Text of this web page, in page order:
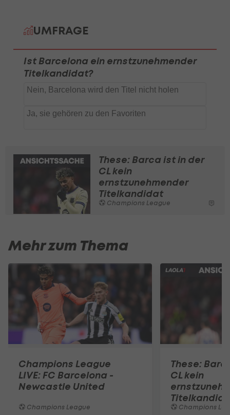
These: Barca ist in der
CL kein
ernstzunehmender
Titelkandidat
Champions League
Mehr zum Thema
Champions League
LIVE: FC Barcelona -
Newcastle United
Champions League
These:
CL kein
Champions